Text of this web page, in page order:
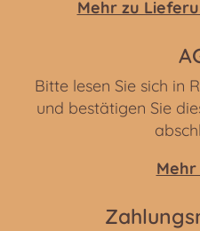
Mehr zu
Bitte lesen Sie sich in
und bestätigen Sie